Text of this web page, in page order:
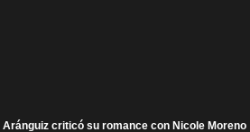
criticó su romance con Nicole Moreno